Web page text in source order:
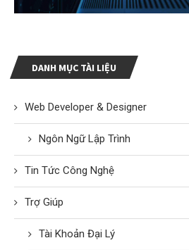
DANH MỤC TÀI LIỆU
Web Developer & Designer
Ngôn Ngữ Lập Trình
Tin Tức Công Nghệ
Trợ Giúp
Tài Khoản Đại Lý